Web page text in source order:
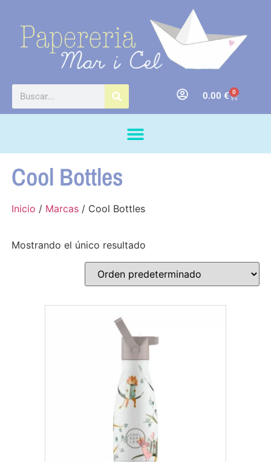
0.00 € 0
Cool Bottles
Inicio / Marcas/ Cool Bottles
Mostrando el único resultado